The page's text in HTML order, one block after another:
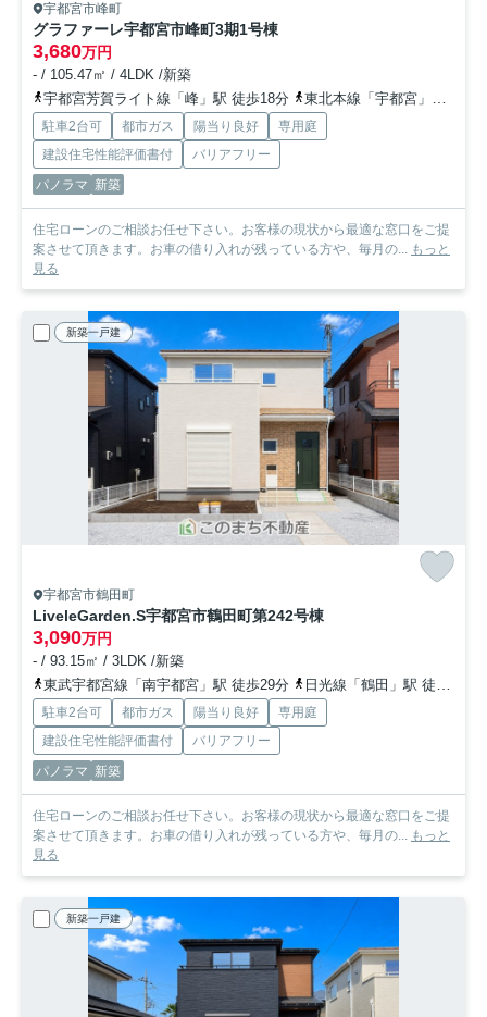
宇都宮市峰町
グラファーレ宇都宮市峰町3期1号棟
3,680万円
- / 105.47㎡ / 4LDK /新築
宇都宮芳賀ライト線「峰」駅 徒歩18分
東北本線「宇都宮」駅 徒歩34分
駐車2台可 都市ガス 陽当り良好
専用庭
建設住宅性能評価書付
バリアフリー
パノラマ 新築
住宅ローンのご相談お任せ下さい。お客様の現状から最適な窓口をご提
案させて頂きます。お車の借り入れが残っている方や、毎月の... もっと
見る
新築一戸建
宇都宮市鶴田町
LiveleGarden.S宇都宮市鶴田町第242号棟
3,090万円
- / 93.15㎡ / 3LDK /新築
東武宇都宮線「南宇都宮」駅 徒歩29分
日光線「鶴田」駅 徒歩25分
駐車2台可 都市ガス 陽当り良好
専用庭
建設住宅性能評価書付
バリアフリー
パノラマ 新築
住宅ローンのご相談お任せ下さい。お客様の現状から最適な窓口をご提
案させて頂きます。お車の借り入れが残っている方や、毎月の... もっと
見る
新築一戸建